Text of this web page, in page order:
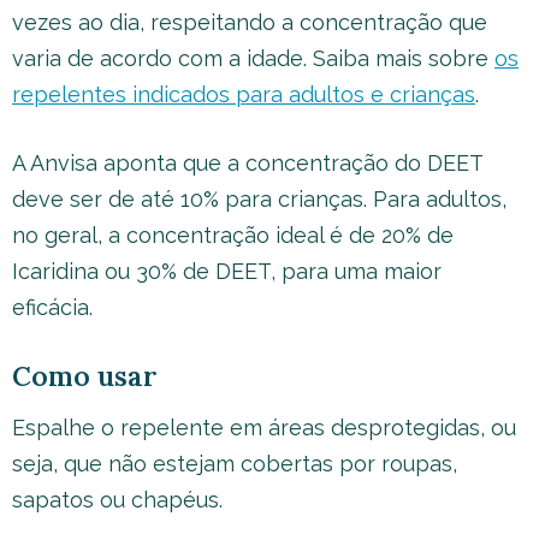
vezes ao dia, respeitando a concentração que
varia de acordo com a idade. Saiba mais sobre os
repelentes indicados para adultos e crianças.
A Anvisa aponta que a concentração do DEET
deve ser de até 10% para crianças. Para adultos,
no geral, a concentração ideal é de 20% de
Icaridina ou 30% de DEET, para uma maior
eficácia.
Como usar
Espalhe o repelente em áreas desprotegidas, ou
seja, que não estejam cobertas por roupas,
sapatos ou chapéus.